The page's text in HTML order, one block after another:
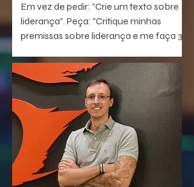
Em vez de pedir: "Crie um texto sobre
liderança". Peça: "Critique minhas
premissas sobre liderança e me faça 3
conseguindo responder".